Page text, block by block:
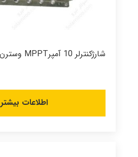
شارژکنترلر 10 آمپرMPPT وسترن – 12 ولت
اطلاعات بیشتر